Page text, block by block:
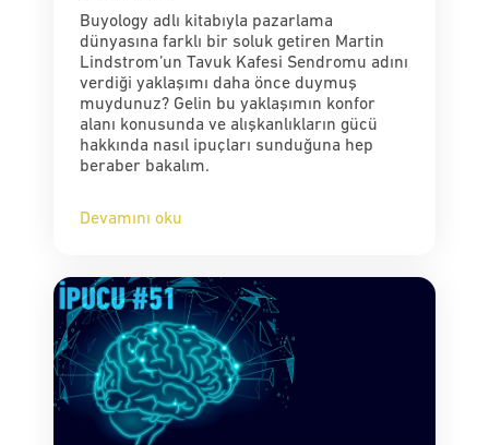
Buyology adlı kitabıyla pazarlama
dünyasına farklı bir soluk getiren Martin
Lindstrom’un Tavuk Kafesi Sendromu adını
verdiği yaklaşımı daha önce duymuş
muydunuz? Gelin bu yaklaşımın konfor
alanı konusunda ve alışkanlıkların gücü
hakkında nasıl ipuçları sunduğuna hep
beraber bakalım.
Devamını oku